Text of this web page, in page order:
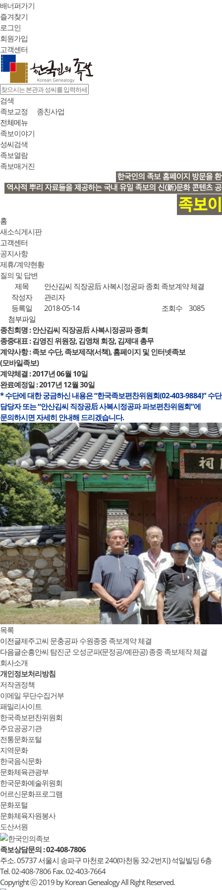
배너퍼가기
즐겨찾기
로그인
회원가입
고객센터
검색
족보교정
종친사업
전체메뉴
족보이야기
성씨검색
족보열람
족보매거진
홈
새소식게시판
고객센터
공지사항
제휴/계약현황
질의 및 답변
제목
안산김씨 직장공后 사복시정공파 종회 족보계약 체결
작성자
관리자
등록일
2018-05-14 조회수
3085
첨부파일
종친회명 : 안산김씨 직장공后 사복시정공파 종회
종중대표 : 김영진 위원장, 김영채 회장, 김제대 총무
계약사항 : 족보 수단, 족보제작(서책), 홈페이지 및 인터넷족보
(모바일족보)
계약체결 : 2017년 06월 10일
완료예정일 : 2017년 12월 30일
* 수단에 대한 궁금하신 내용은 “한국족보편찬위원회(02-403-9884)” 수단
담당자 또는 “안산김씨 직장공后 사복시정공파 파보편찬위원회”에
문의하시면 자세히 안내해 드리겠습니다.
목록
이전글제주고씨 문충공파 수원종중 족보계약 체결
다음글순흥안씨 탐진군 오성군파(문정공/예판공) 종중 족보제작 체결
회사소개
개인정보처리방침
저작권정책
이메일 무단수집거부
패밀리사이트
한국족보편찬위원회
주요공공기관
전통문화포털
지역문화
한국음식문화
문화체육관광부
한국문화예술위원회
어르신문화프로그램
문화포털
문화체육자원봉사
도산서원
족보상담문의 : 02-408-7806
주소. 05737 서울시 송파구 마천로 240(마천동 32-2번지) 석일빌딩 6층
Tel. 02-408-7806 Fax. 02-403-7664
Copyright ⓒ 2019 by Korean Genealogy All Right Reserved.